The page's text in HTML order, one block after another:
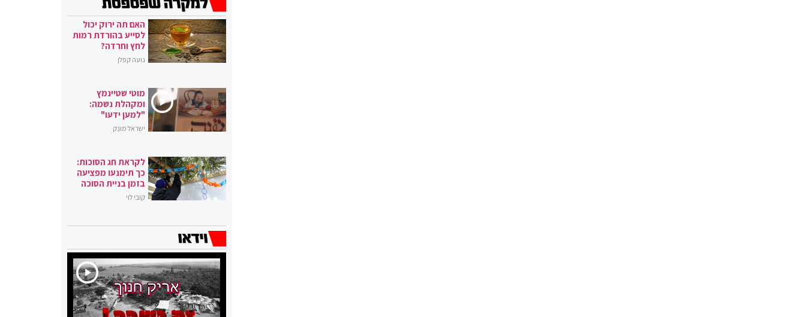
האם תה ירוק יכול
לסייע בהורדת רמות
לחץ וחרדה?
נועה קפלן
מוטי שטיינמץ
ומקהלת נשמה:
"למען ידעו"
ישראל מונק
לקראת חג הסוכות:
כך תימנעו מפציעה
בזמן בניית הסוכה
קובי לוי